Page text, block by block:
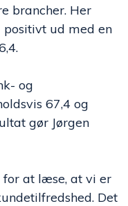
brancher. Her
ud med en
og
67,4 og
gør Jørgen
at læse, at vi er
Det